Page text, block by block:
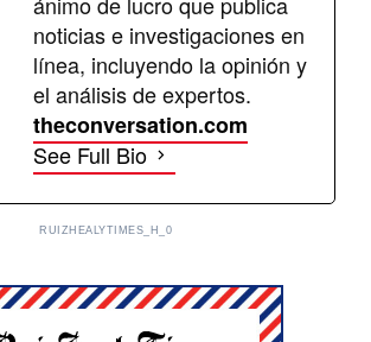
noticias e investigaciones en
línea, incluyendo la opinión y
el análisis de expertos.
theconversation.com
See Full Bio
RUIZHEALYTIMES_H_0